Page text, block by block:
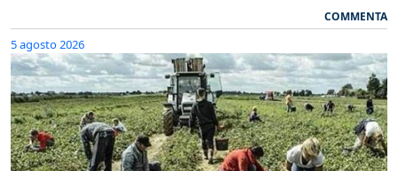
COMMENTA
5 agosto 2026